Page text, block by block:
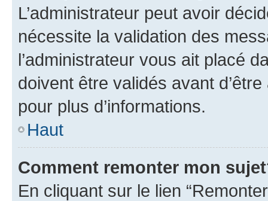
L’administrateur peut avoir
nécessite la validation des
l’administrateur vous ait placé
doivent être validés avant
pour plus d’informations.
Haut
Comment remonter mon
En cliquant sur le lien